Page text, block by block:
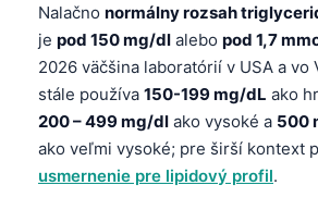
Nalačno normálny rozsah
je pod 150 mg/dl alebo pod 1,7
2026 väčšina laboratórií v USA a vo
stále používa 150-199 mg/dL ako
200 – 499 mg/dl ako vysoké a 500
ako veľmi vysoké; pre širší kontext
usmernenie pre lipidový profil.